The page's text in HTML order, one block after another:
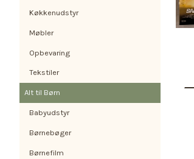
Køkkenudstyr
Møbler
Opbevaring
Tekstiler
Alt til Børn
Babyudstyr
Børnebøger
Børnefilm